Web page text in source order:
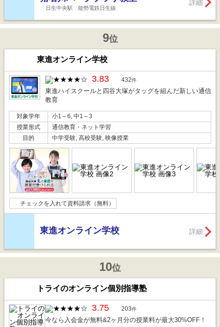
日生中央駅 能勢電鉄日生線
詳細
9位
東進オンライン学校
3.83 432件
東進ハイスクールと四谷大塚がタッグを組んだ新しい通信
教育
対象学年
小1～6, 中1～3
授業形式
通信教育・ネット学習
目的
中学受験, 高校受験, 映像授業
チェックを入れて資料請求（無料）
東進オンライン学校 詳細
10位
トライのオンライン個別指導塾
3.75 203件
今なら入会金が無料&2ヶ月分の授業料が最大30%OFF！